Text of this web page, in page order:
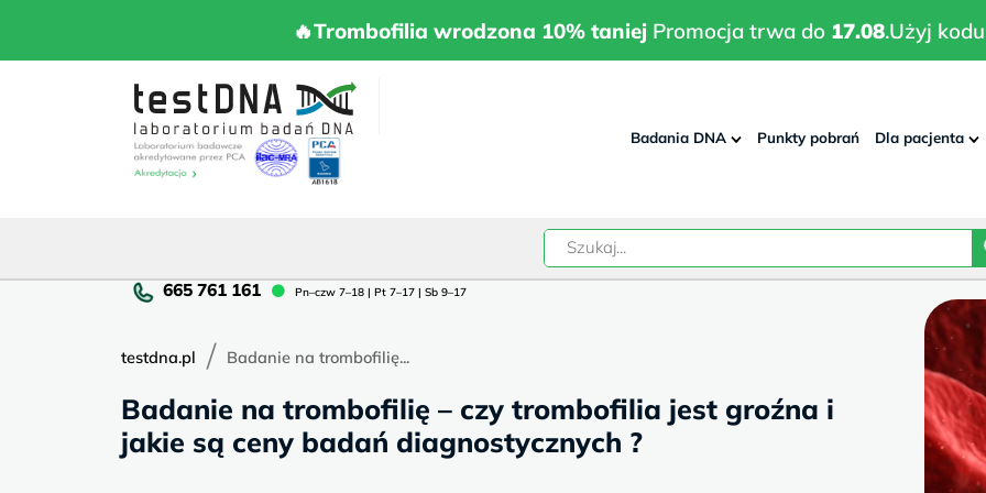
🔥Trombofilia wrodzona 10% taniej Promocja trwa do 17.08.Użyj
🔥Trombofilia wrodzona 10% taniej Promocja trwa do 17.08.Użyj kodu:
Pn–czw 7–18 | Pt 7–17 | Sb 9–17Pn–
Pt
7–
17
Badania DNA Punkty pobrań Dla pacjenta
testdna.pl / Badanie na trombofilię...
Badanie na trombofilię – czy trombofilia jest groźna i
jakie są ceny badań diagnostycznych ?